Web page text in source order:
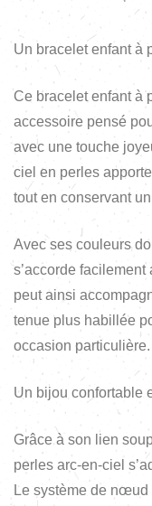
Un bracelet enfant à
Ce bracelet enfant à
accessoire pensé
avec une touche
ciel en perles
tout en conservant
Avec ses couleurs
s’accorde facilement
peut ainsi
tenue plus habillée
occasion particulière.
Un bijou confortable
Grâce à son lien
perles arc-en-ciel
Le système de nœud